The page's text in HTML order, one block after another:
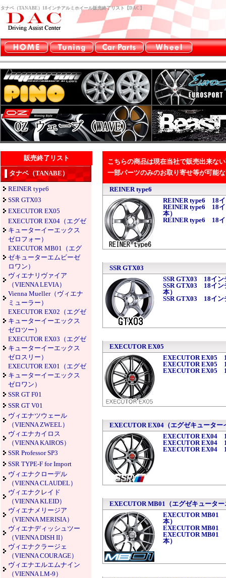
タナベ（TANABE）18インチアルミホイール販売終了リスト【DAC】
販売終了リスト
タナベ（TANABE）
REINER type6
SSR GTX03
EXECUTOR EX05
EXECUTOR EX04（エグゼ
キューターイーエックス
ゼロフォー）
EXECUTOR MB01（エグ
ゼキューターエムビーゼ
ロワン）
ヴィエナリヴァイア
（VIENNA LEVIA）
Vienna Mueller（ヴィエナ
ミューラー）
EXECUTOR EX02（エグゼ
キューターイーエックス
ゼロツー）
EXECUTOR EX03（エグゼ
キューターイーエックス
ゼロスリー）
EXECUTOR EX01（エグゼ
キューターイーエックス
ゼロワン）
SSR GT F01
SSR GT V01
ヴィエナツウェール
（VIENNA ZWEEL）
ヴィエナカイロス
（VIENNA KAIROS）
SSR Professor SP3
SSR TYPE-F for Import
ヴィエナクローデル
（VIENNA CLAUDEL）
ヴィエナクレイド
（VIENNA KLEID）
ヴィエナメリージア
（VIENNA MERISIA）
ヴィエナディッシュツー
（VIENNA DISH II）
ヴィエナクラージェ
（VIENNA COURAGE）
ヴィエナエルエムナイン
（VIENNA LM-9）
こちらの商品は現在当社で販売出来な
一部パーツのみのお取り寄せ等が可能
REINER type6
REINER type6 18イ
REINER type6 18イ
本）
REINER type6 18イ
SSR GTX03
SSR GTX03 18イン
SSR GTX03 18イン
本）
SSR GTX03 18イン
EXECUTOR EX05
EXECUTOR EX05
EXECUTOR EX05
EXECUTOR EX05
EXECUTOR EX04（エグゼキューター
EXECUTOR EX04
EXECUTOR EX04
EXECUTOR EX04
EXECUTOR MB01（エグゼキュータ
EXECUTOR MB01
本）
EXECUTOR MB01
EXECUTOR MB01
本）